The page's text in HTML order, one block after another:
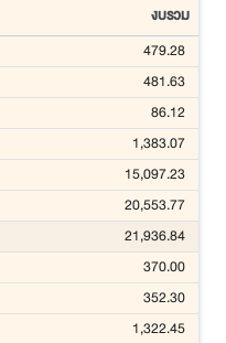
งบรวม
479.28
481.63
86.12
1,383.07
15,097.23
20,553.77
21,936.84
370.00
352.30
1,322.45